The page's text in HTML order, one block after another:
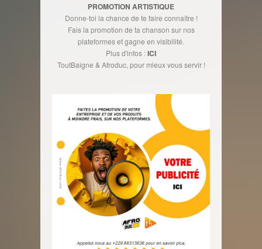
PROMOTION ARTISTIQUE
Donne-toi la chance de te faire connaître !
Fais la promotion de ta chanson sur nos
plateformes et gagne en visibilité.
Plus d'infos :ICI
ToutBaigne & Afroduc, pour mieux vous servir !